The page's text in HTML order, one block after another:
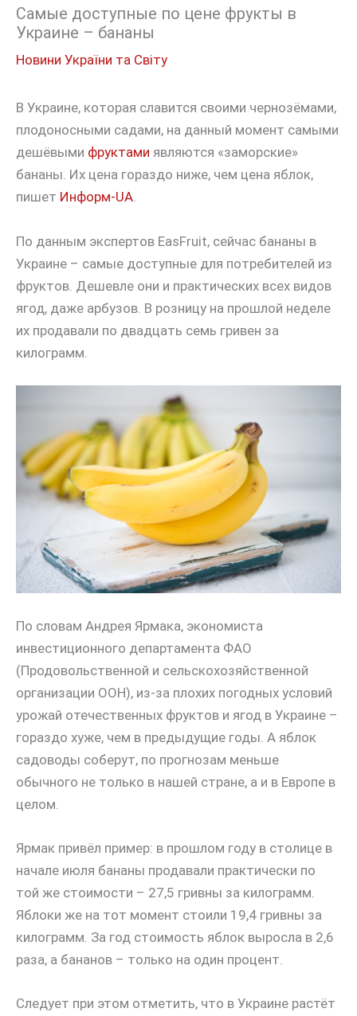
Самые доступные по цене фрукты в
Украине – бананы
Новини України та Світу
В Украине, которая славится своими чернозёмами,
плодоносными садами, на данный момент самыми
дешёвыми фруктами являются «заморские»
бананы. Их цена гораздо ниже, чем цена яблок,
пишет Информ-UA.
По данным экспертов EasFruit, сейчас бананы в
Украине – самые доступные для потребителей из
фруктов. Дешевле они и практических всех видов
ягод, даже арбузов. В розницу на прошлой неделе
их продавали по двадцать семь гривен за
килограмм.
По словам Андрея Ярмака, экономиста
инвестиционного департамента ФАО
(Продовольственной и сельскохозяйственной
организации ООН), из-за плохих погодных условий
урожай отечественных фруктов и ягод в Украине –
гораздо хуже, чем в предыдущие годы. А яблок
садоводы соберут, по прогнозам меньше
обычного не только в нашей стране, а и в Европе в
целом.
Ярмак привёл пример: в прошлом году в столице в
начале июля бананы продавали практически по
той же стоимости – 27,5 гривны за килограмм.
Яблоки же на тот момент стоили 19,4 гривны за
килограмм. За год стоимость яблок выросла в 2,6
раза, а бананов – только на один процент.
Следует при этом отметить, что в Украине растёт